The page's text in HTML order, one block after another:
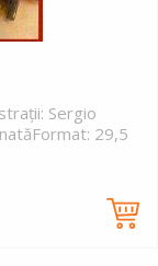
Sergio
29,5